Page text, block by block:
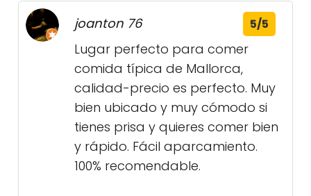
joanton 76 5/5
Lugar perfecto para comer
comida típica de Mallorca,
calidad-precio es perfecto. Muy
bien ubicado y muy cómodo si
tienes prisa y quieres comer bien
y rápido. Fácil aparcamiento.
100% recomendable.